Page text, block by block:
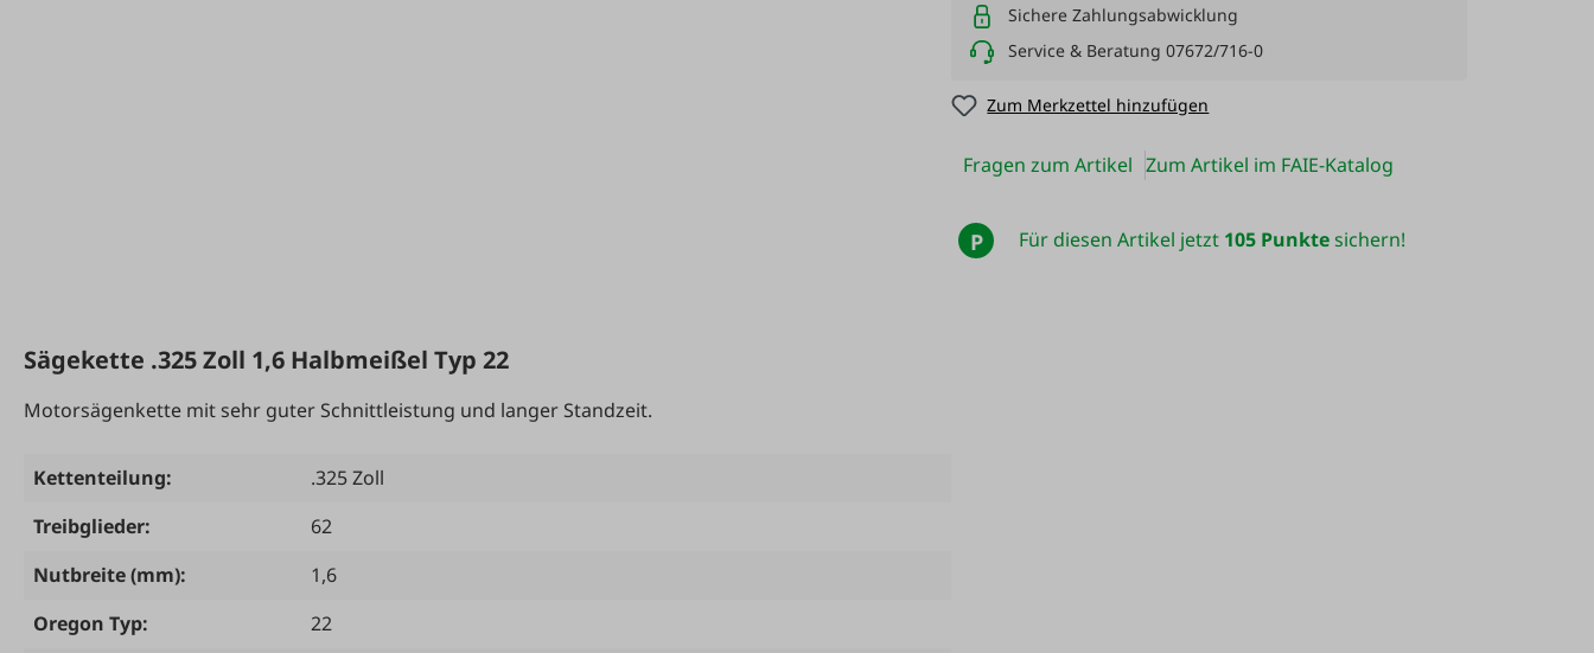
Sichere Zahlungsabwicklung
Service & Beratung 07672/716-0
Zum Merkzettel hinzufügen
Fragen zum Artikel Zum Artikel im FAIE-Katalog
P Für diesen Artikel jetzt 105 Punktesichern!
Sägekette .325 Zoll 1,6 Halbmeißel Typ 22
Motorsägenkette mit sehr guter Schnittleistung und langer Standzeit.
Kettenteilung:
.325 Zoll
Treibglieder:
62
Nutbreite (mm):
1,6
Oregon Typ:
22